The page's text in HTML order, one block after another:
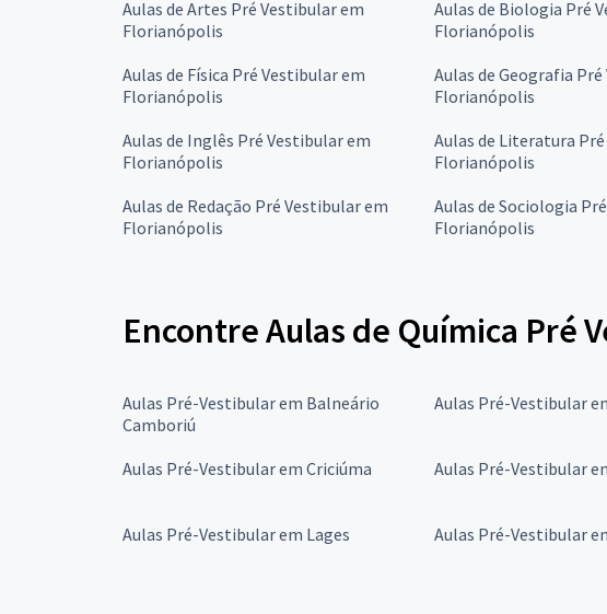
Aulas de Artes Pré Vestibular em
Florianópolis
Aulas de Biologia Pré
Florianópolis
Aulas de Física Pré Vestibular em
Florianópolis
Aulas de Geografia
Florianópolis
Aulas de Inglês Pré Vestibular em
Florianópolis
Aulas de Literatura
Florianópolis
Aulas de Redação Pré Vestibular em
Florianópolis
Aulas de Sociologia
Florianópolis
Encontre Aulas de Química Pré
Aulas Pré-Vestibular em Balneário
Camboriú
Aulas Pré-Vestibular
Aulas Pré-Vestibular em Criciúma Aulas Pré-Vestibular
Aulas Pré-Vestibular em Lages Aulas Pré-Vestibular